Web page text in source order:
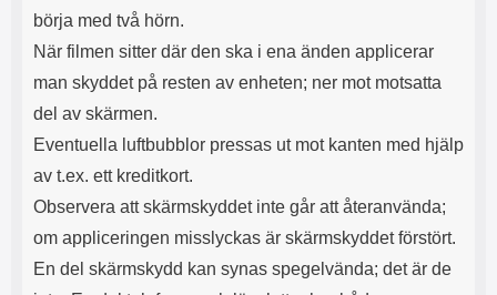
börja med två hörn.
När filmen sitter där den ska i ena änden applicerar
man skyddet på resten av enheten; ner mot motsatta
del av skärmen.
Eventuella luftbubblor pressas ut mot kanten med hjälp
av t.ex. ett kreditkort.
Observera att skärmskyddet inte går att återanvända;
om appliceringen misslyckas är skärmskyddet förstört.
En del skärmskydd kan synas spegelvända; det är de